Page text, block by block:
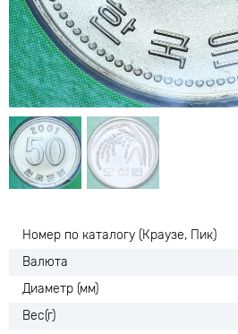
Номер по каталогу (Краузе, Пик)
Валюта
Диаметр (мм)
Вес(г)